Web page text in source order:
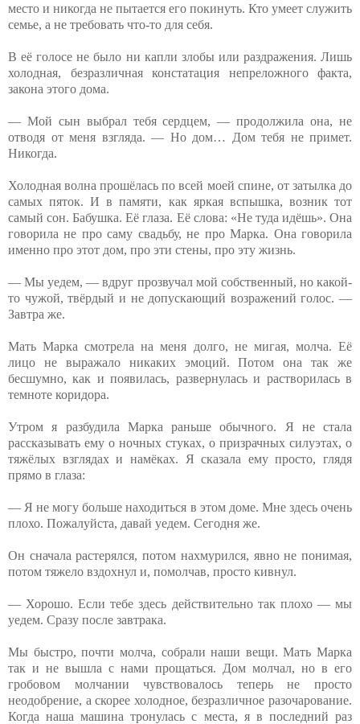
место и никогда не пытается его покинуть. Кто умеет служить
семье, а не требовать что-то для себя.
В её голосе не было ни капли злобы или раздражения. Лишь
холодная, безразличная констатация непреложного факта,
закона этого дома.
— Мой сын выбрал тебя сердцем, — продолжила она, не
отводя от меня взгляда. — Но дом… Дом тебя не примет.
Никогда.
Холодная волна прошёлась по всей моей спине, от затылка до
самых пяток. И в памяти, как яркая вспышка, возник тот
самый сон. Бабушка. Её глаза. Её слова: «Не туда идёшь». Она
говорила не про саму свадьбу, не про Марка. Она говорила
именно про этот дом, про эти стены, про эту жизнь.
— Мы уедем, — вдруг прозвучал мой собственный, но какой-
то чужой, твёрдый и не допускающий возражений голос. —
Завтра же.
Мать Марка смотрела на меня долго, не мигая, молча. Её
лицо не выражало никаких эмоций. Потом она так же
бесшумно, как и появилась, развернулась и растворилась в
темноте коридора.
Утром я разбудила Марка раньше обычного. Я не стала
рассказывать ему о ночных стуках, о призрачных силуэтах, о
тяжёлых взглядах и намёках. Я сказала ему просто, глядя
прямо в глаза:
— Я не могу больше находиться в этом доме. Мне здесь очень
плохо. Пожалуйста, давай уедем. Сегодня же.
Он сначала растерялся, потом нахмурился, явно не понимая,
потом тяжело вздохнул и, помолчав, просто кивнул.
— Хорошо. Если тебе здесь действительно так плохо — мы
уедем. Сразу после завтрака.
Мы быстро, почти молча, собрали наши вещи. Мать Марка
так и не вышла с нами прощаться. Дом молчал, но в его
гробовом молчании чувствовалось теперь не просто
неодобрение, а скорее холодное, безразличное разочарование.
Когда наша машина тронулась с места, я в последний раз